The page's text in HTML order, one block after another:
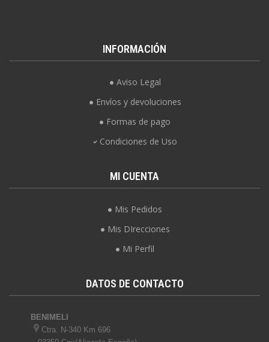
INFORMACIÓN
Aviso Legal
Envíos y devoluciones
Formas de pago
Condiciones de Uso
MI CUENTA
Mis Pedidos
Mis DIrecciones
Mi Perfil
DATOS DE CONTACTO
BENIMELI
Ctra. N-340 Km 696